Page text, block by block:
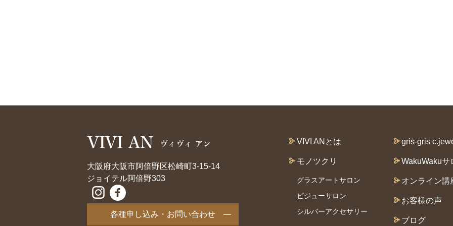
大阪府大阪市阿倍野区松崎町3-15-14
ジョイテル阿倍野303
各種申し込み・お問い合わせ
VIVI ANとは
モノツクリ
グラスアートサロン
ビジューサロン
シルバーアクセサリー
gris-gris
WakuWakuサ
オンライン講
お客様の声
ブログ